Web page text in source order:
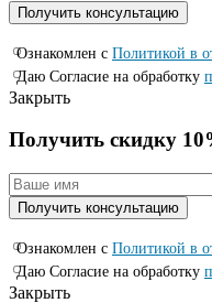
Ознакомлен с Политикой в
Даю Согласие на обработку
Закрыть
Получить скидку
Ознакомлен с Политикой в
Даю Согласие на обработку
Закрыть